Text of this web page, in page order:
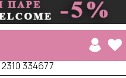
334677